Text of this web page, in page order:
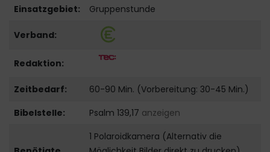
Einsatzgebiet:
Gruppenstunde
Verband:
Redaktion:
Zeitbedarf:
60-90 Min. (Vorbereitung: 30-45 Min.)
Bibelstelle:
Psalm 139,17 anzeigen
1 Polaroidkamera (Alternativ die